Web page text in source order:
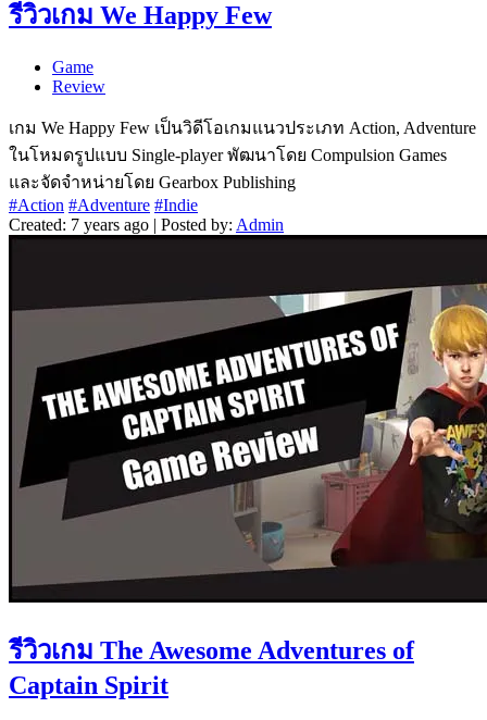
รีวิวเกม We Happy Few
Game
Review
เกม We Happy Few เป็นวิดีโอเกมแนวประเภท Action, Adventure
ในโหมดรูปแบบ Single-player พัฒนาโดย Compulsion Games
และจัดจำหน่ายโดย Gearbox Publishing
#Action #Adventure #Indie
Created: 7 years ago | Posted by: Admin
รีวิวเกม The Awesome Adventures of
Captain Spirit